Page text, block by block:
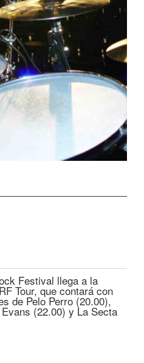
Festival llega a la
Tour, que contará con
de Pelo Perro (20.00),
(22.00) y La Secta